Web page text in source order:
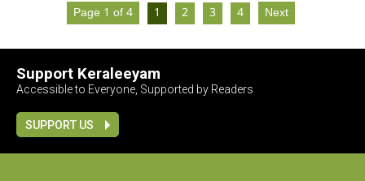
Page 1 of 4 1 2 3 4 Next
Support Keraleeyam
Accessible to Everyone, Supported by Readers
SUPPORT US